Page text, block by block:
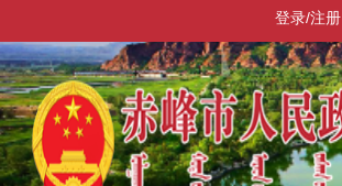
登录/注册